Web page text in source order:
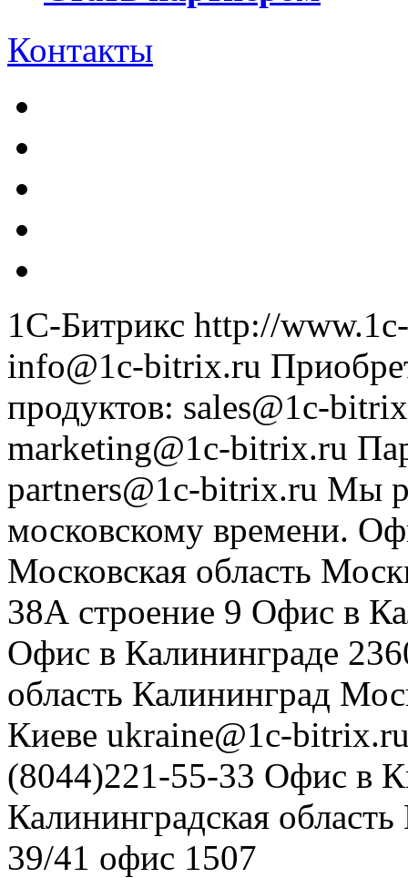
Контакты
1С-Битрикс http://
info@1c-bitrix.ru
продуктов: sales@1c-
marketing@1c-bitrix.ru
partners@1c-bitrix.ru Мы
московскому времени.
Московская область
38А строение 9 Офис в
Офис в Калининграде
область Калининград
Киеве ukraine@1c-
(8044)221-55-33 Офис в
Калининградская область
39/41 офис 1507